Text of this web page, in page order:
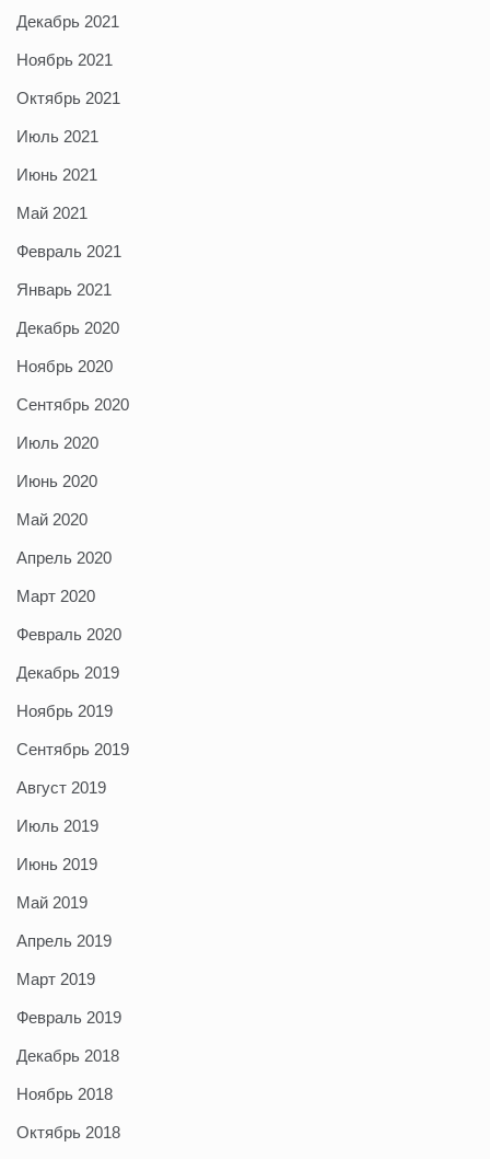
Декабрь 2021
Ноябрь 2021
Октябрь 2021
Июль 2021
Июнь 2021
Май 2021
Февраль 2021
Январь 2021
Декабрь 2020
Ноябрь 2020
Сентябрь 2020
Июль 2020
Июнь 2020
Май 2020
Апрель 2020
Март 2020
Февраль 2020
Декабрь 2019
Ноябрь 2019
Сентябрь 2019
Август 2019
Июль 2019
Июнь 2019
Май 2019
Апрель 2019
Март 2019
Февраль 2019
Декабрь 2018
Ноябрь 2018
Октябрь 2018